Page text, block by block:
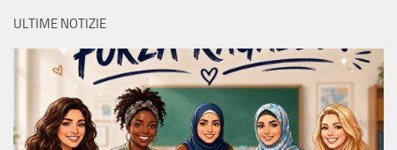
ULTIME NOTIZIE